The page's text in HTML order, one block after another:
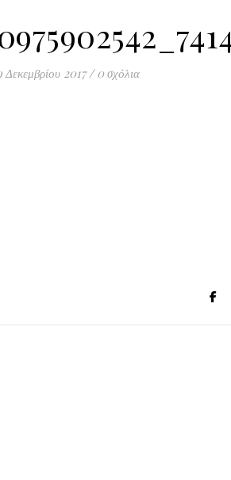
Δεκεμβρίου 2017 / 0 σχόλια